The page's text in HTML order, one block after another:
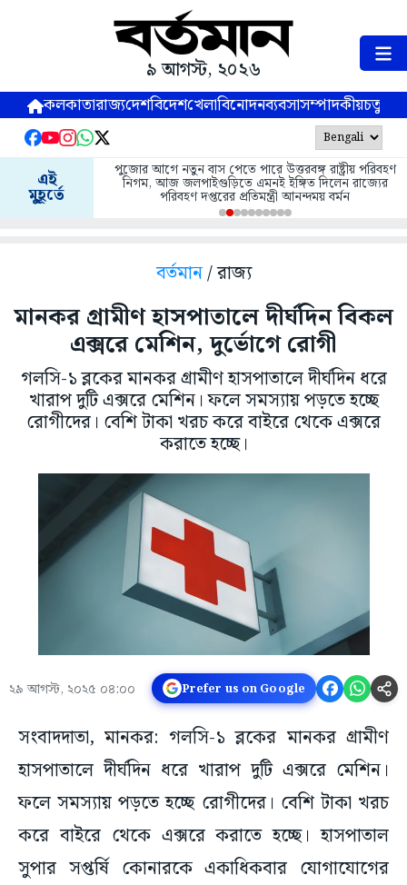
৯ আগস্ট, ২০২৬
কলকাতারাজ্যদেশবিদেশখেলাবিনোদনব্যবসাসম্পাদকীয়
এই
মুহূর্তে
পুজোর আগে নতুন বাস পেতে পারে উত্তরবঙ্গ রাষ্ট্রীয় পরিবহণ
নিগম, আজ জলপাইগুড়িতে এমনই ইঙ্গিত দিলেন রাজ্যের
পরিবহণ দপ্তরের প্রতিমন্ত্রী আনন্দময় বর্মন
বর্তমান/ রাজ্য
মানকর গ্রামীণ হাসপাতালে দীর্ঘদিন বিকল
এক্সরে মেশিন, দুর্ভোগে রোগী
গলসি-১ ব্লকের মানকর গ্রামীণ হাসপাতালে দীর্ঘদিন ধরে
খারাপ দুটি এক্সরে মেশিন। ফলে সমস্যায় পড়তে হচ্ছে
রোগীদের। বেশি টাকা খরচ করে বাইরে থেকে এক্সরে
করাতে হচ্ছে।
২৯ আগস্ট, ২০২৫ ০৪:০০ Prefer us on Google
সংবাদদাতা, মানকর: গলসি-১ ব্লকের মানকর গ্রামীণ
হাসপাতালে দীর্ঘদিন ধরে খারাপ দুটি এক্সরে মেশিন।
ফলে সমস্যায় পড়তে হচ্ছে রোগীদের। বেশি টাকা খরচ
করে বাইরে থেকে এক্সরে করাতে হচ্ছে। হাসপাতাল
সুপার সপ্তর্ষি কোনারকে একাধিকবার যোগাযোগের